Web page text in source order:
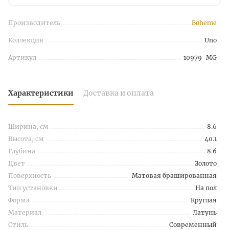
Производитель Boheme
Коллекция Uno
Артикул 10979-MG
Характеристики Доставка и оплата
Ширина, см
8.6
Высота, см
40.1
Глубина
8.6
Цвет
Золото
Поверхность
Матовая брашированная
Тип установки
На пол
Форма
Круглая
Материал
Латунь
Стиль
Современный